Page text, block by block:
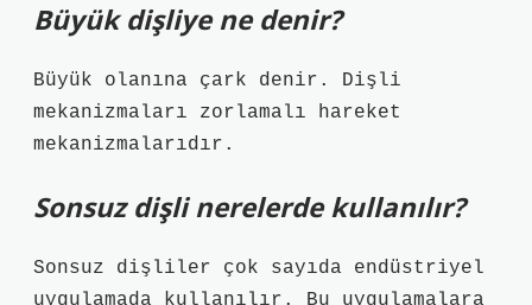
Büyük dişliye ne denir?
Büyük olanına çark denir. Dişli
mekanizmaları zorlamalı hareket
mekanizmalarıdır.
Sonsuz dişli nerelerde kullanılır?
Sonsuz dişliler çok sayıda endüstriyel
uygulamada kullanılır. Bu uygulamalara